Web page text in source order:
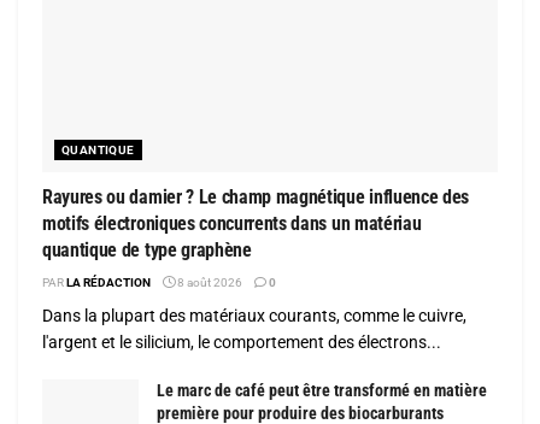
QUANTIQUE
Rayures ou damier ? Le champ magnétique influence des
motifs électroniques concurrents dans un matériau
quantique de type graphène
PARLA RÉDACTION 8 août 2026 0
Dans la plupart des matériaux courants, comme le cuivre,
l'argent et le silicium, le comportement des électrons...
Le marc de café peut être transformé en matière
première pour produire des biocarburants